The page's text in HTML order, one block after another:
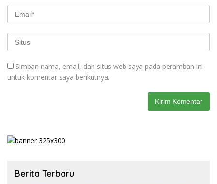
Simpan nama, email, dan situs web saya pada peramban ini
untuk komentar saya berikutnya.
Berita Terbaru